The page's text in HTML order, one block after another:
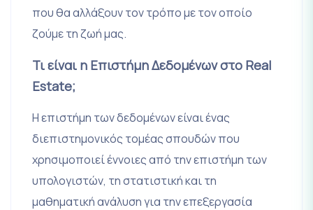
που θα αλλάξουν τον τρόπο με τον οποίο
ζούμε τη ζωή μας.
Τι είναι η Επιστήμη Δεδομένων στο Real
Estate;
Η επιστήμη των δεδομένων είναι ένας
διεπιστημονικός τομέας σπουδών που
χρησιμοποιεί έννοιες από την επιστήμη των
υπολογιστών, τη στατιστική και τη
μαθηματική ανάλυση για την επεξεργασία